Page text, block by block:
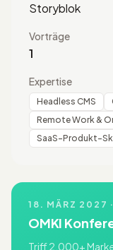
Storyblok
Vorträge
1
Expertise
Headless CMS
Remote Work &
SaaS-Produkt-
18. MÄRZ 2027
OMKI
Triff 2.000+